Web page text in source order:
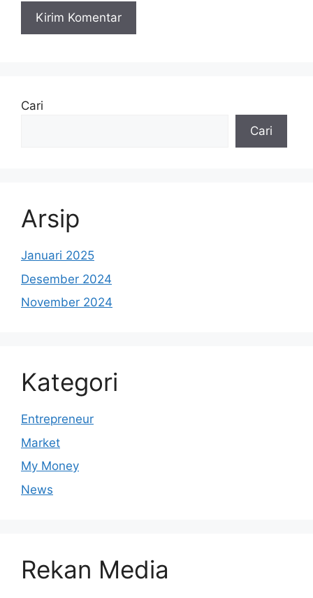
Cari
Cari
Arsip
Januari 2025
Desember 2024
November 2024
Kategori
Entrepreneur
Market
My Money
News
Rekan Media